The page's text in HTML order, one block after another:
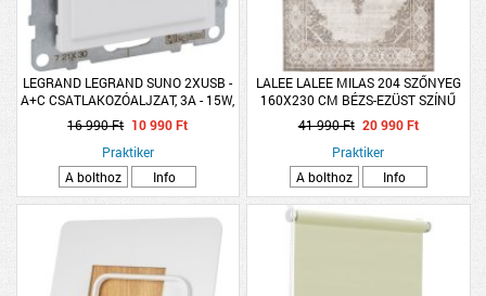
LEGRAND LEGRAND SUNO 2XUSB -
A+C CSATLAKOZÓALJZAT, 3A - 15W,
FEHÉR
16 990 Ft 10 990 Ft
Praktiker
A bolthoz
Info
LALEE LALEE MILAS 204 SZŐNYEG
160X230 CM BÉZS-EZÜST SZÍNŰ
41 990 Ft 20 990 Ft
Praktiker
A bolthoz
Info